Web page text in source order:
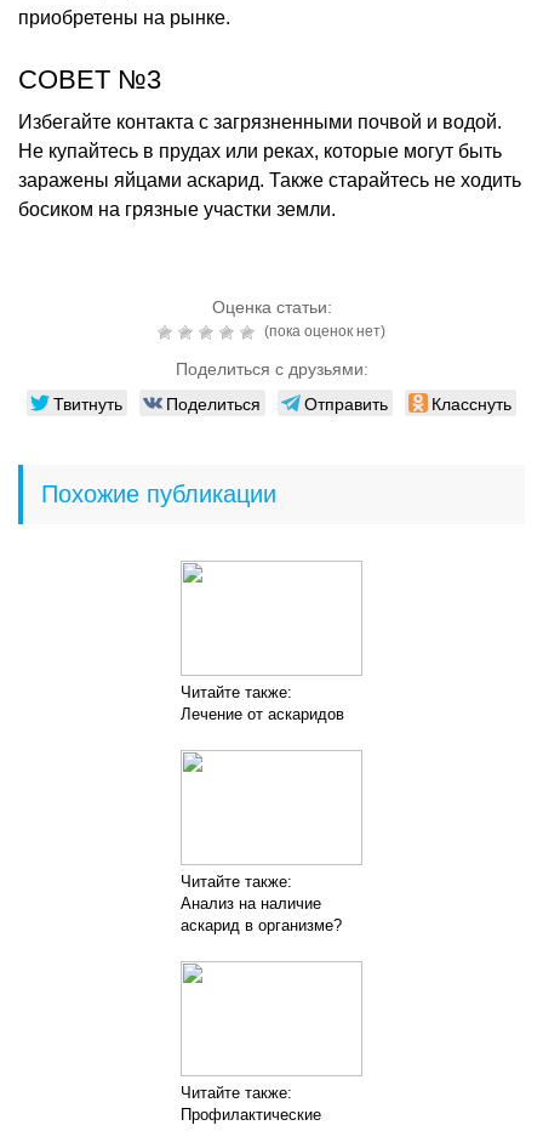
приобретены на рынке.
СОВЕТ №3
Избегайте контакта с загрязненными почвой и водой.
Не купайтесь в прудах или реках, которые могут быть
заражены яйцами аскарид. Также старайтесь не ходить
босиком на грязные участки земли.
Оценка статьи:
(пока оценок нет)
Поделиться с друзьями:
Твитнуть Поделиться Отправить Класснуть
Похожие публикации
Читайте также:
Лечение от аскаридов
Читайте также:
Анализ на наличие
аскарид в организме?
Читайте также:
Профилактические